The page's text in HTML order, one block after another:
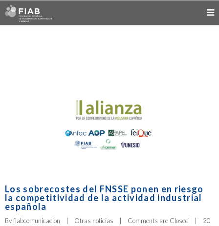
Los sobrecostes del FNSSE ponen en riesgo
la competitividad de la actividad industrial
española
By fiabcomunicacion | Otras noticias | Comments are Closed |
20